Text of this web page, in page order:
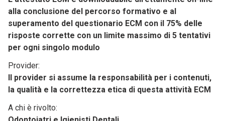
alla conclusione del percorso formativo e al
superamento del questionario ECM con il 75% delle
risposte corrette con un limite massimo di 5 tentativi
per ogni singolo modulo
Provider:
Il provider si assume la responsabilità per i contenuti,
la qualità e la correttezza etica di questa attività ECM
A chi è rivolto: